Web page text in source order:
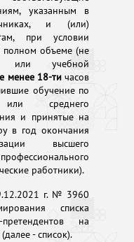
указанным в
и (или)
при условии
полном объеме (не
или учебной
менее 18-тичасов
обучение по
среднего
и принятые на
в год окончания
высшего
работники).
г. № 3960
списка
претендентов на
- список).